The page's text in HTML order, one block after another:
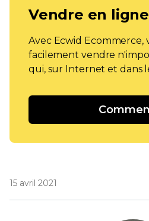
Vendre en ligne
Avec Ecwid Ecommerce,
facilement vendre
qui, sur Internet et dans
15 avril 2021